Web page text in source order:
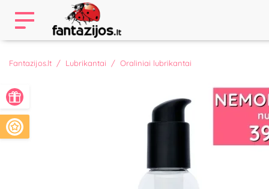
Fantazijos.lt Lubrikantai Oraliniai lubrikantai